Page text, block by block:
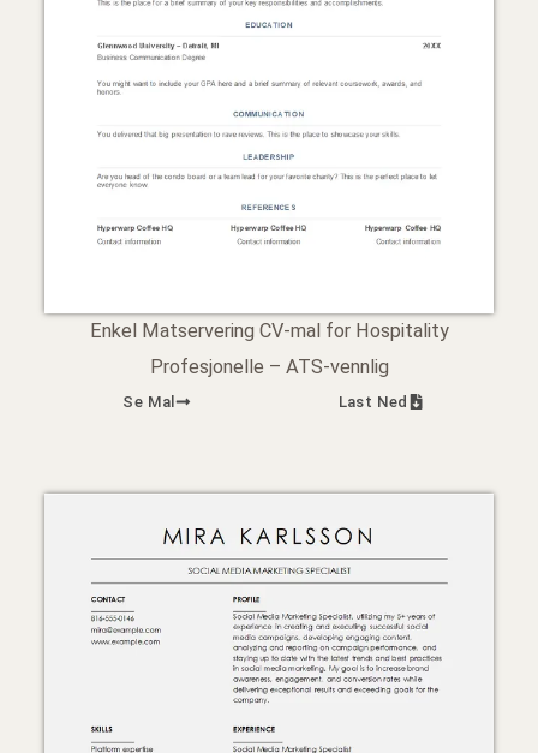
Enkel Matservering CV-mal for Hospitality
Profesjonelle – ATS-vennlig
Se Mal Last Ned